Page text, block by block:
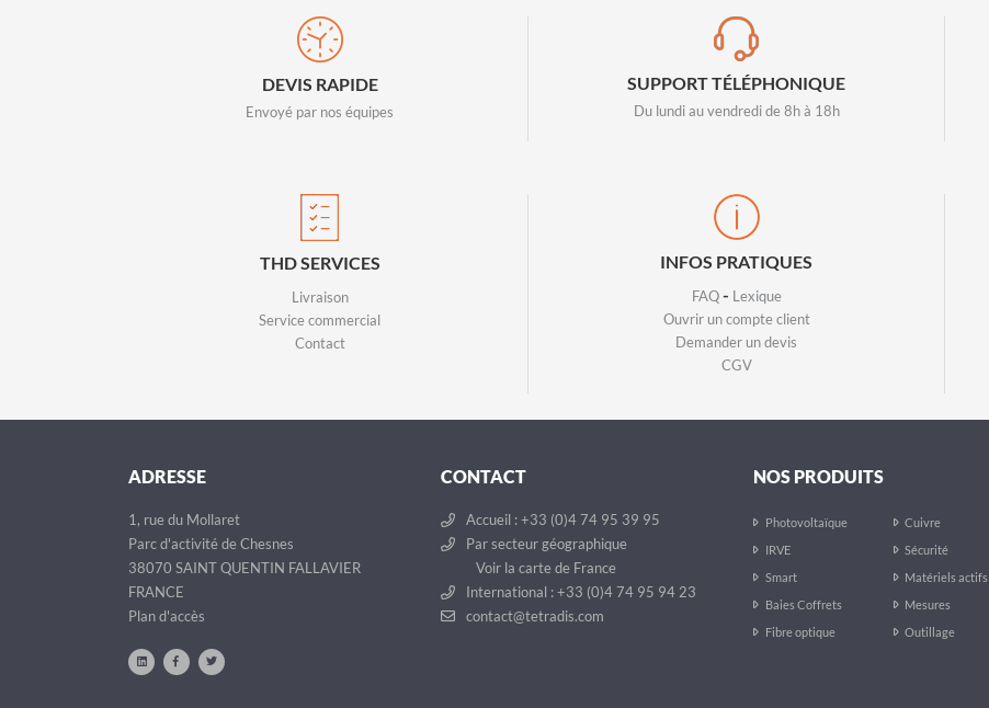
DEVIS RAPIDE
Envoyé par nos équipes
SUPPORT TÉLÉPHONIQUE
Du lundi au vendredi de 8h à 18h
THD SERVICES
Livraison
Service commercial
Contact
INFOS PRATIQUES
FAQ- Lexique
Ouvrir un compte client
Demander un devis
CGV
ADRESSE
1, rue du Mollaret
Parc d'activité de Chesnes
38070 SAINT QUENTIN FALLAVIER
FRANCE
Plan d'accès
CONTACT
Accueil : +33 (0)4 74 95 39 95
Par secteur géographique
Voir la carte de France
International : +33 (0)4 74 95 94 23
contact@tetradis.com
NOS PRODUITS
Photovoltaïque
IRVE
Smart
Baies Coffrets
Fibre optique
Cuivre
Sécurité
Matériels actifs
Mesures
Outillage